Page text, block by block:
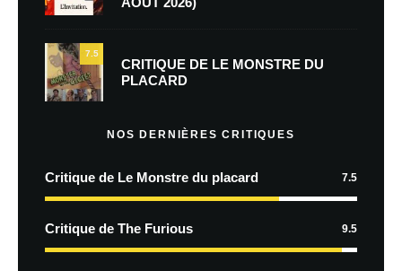
7.5
CRITIQUE DE LE MONSTRE DU
PLACARD
NOS DERNIÈRES CRITIQUES
Critique de Le Monstre du placard 7.5
Critique de The Furious 9.5